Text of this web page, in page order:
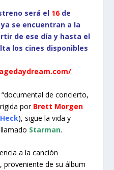
será el 16de
se encuentran a la
de ese día y hasta el
los cines disponibles
.
de concierto,
por Brett Morgen
), sigue la vida y
Starman.
a la canción
, proveniente de su álbum